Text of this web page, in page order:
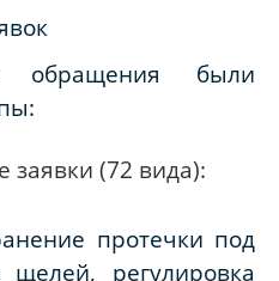
обращения были
(72 вида):
протечки под
щелей, регулировка